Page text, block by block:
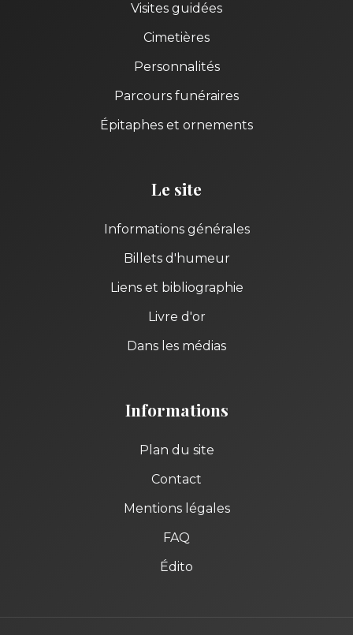
Visites guidées
Cimetières
Personnalités
Parcours funéraires
Épitaphes et ornements
Le site
Informations générales
Billets d'humeur
Liens et bibliographie
Livre d'or
Dans les médias
Informations
Plan du site
Contact
Mentions légales
FAQ
Édito